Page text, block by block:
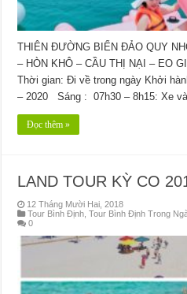
THIÊN ĐƯỜNG BIỂN ĐẢO QUY
– HÒN KHÔ – CẦU THỊ NẠI – EO
Thời gian: Đi về trong ngày Khởi
– 2020 Sáng : 07h30 – 8h15: Xe
Đọc thêm »
LAND TOUR KỲ CO
12 Tháng Mười Hai, 2018
Tour Bình Định ,Tour Bình Định Trong
0